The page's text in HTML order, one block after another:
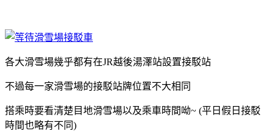
各大滑雪場幾乎都有在JR越後湯澤站設置接駁站
不過每一家滑雪場的接駁站牌位置不大相同
搭乘時要看清楚目地滑雪場以及乘車時間呦~ (平日假日接駁
時間也略有不同)